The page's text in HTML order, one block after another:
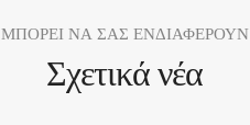
ΜΠΟΡΕΙ ΝΑ ΣΑΣ ΕΝΔΙΑΦΕΡΟΥΝ
Σχετικά νέα